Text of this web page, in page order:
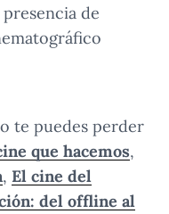
de
te puedes perder
que hacemos,
, El cine del
del offline al